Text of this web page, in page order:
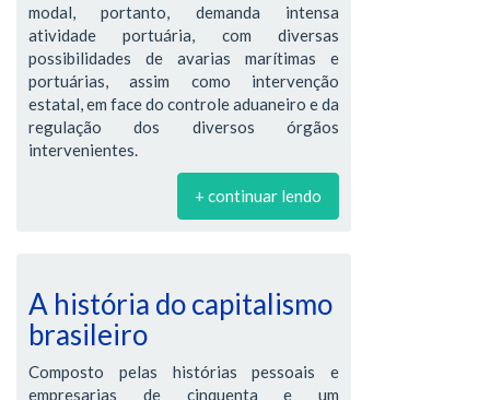
modal, portanto, demanda intensa
atividade portuária, com diversas
possibilidades de avarias marítimas e
portuárias, assim como intervenção
estatal, em face do controle aduaneiro e da
regulação dos diversos órgãos
intervenientes.
+ continuar lendo
A história do capitalismo
brasileiro
Composto pelas histórias pessoais e
empresarias de cinquenta e um